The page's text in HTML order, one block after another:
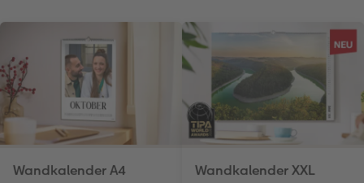
Wandkalender A4 Wandkalender XXL